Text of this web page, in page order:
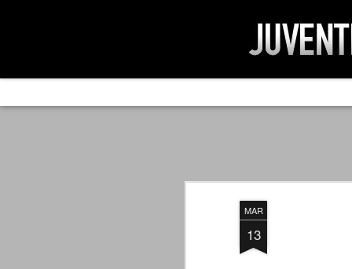
MAR
13
Ed infatti, per chi ricorda le convulse
davvero impresa impossibile quella di
erano abbattuti sulla Juventus.